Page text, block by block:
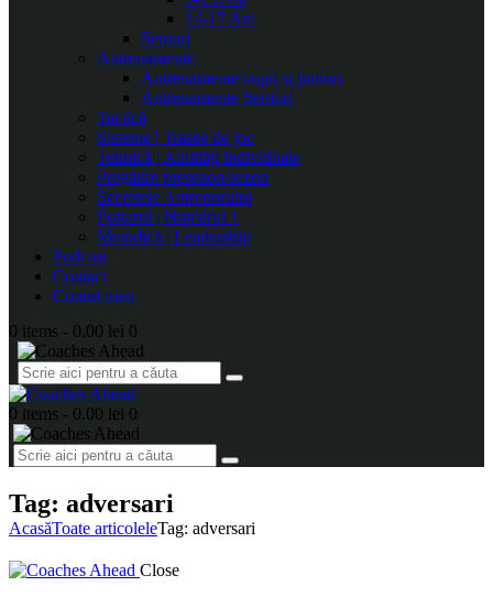
14-17 Ani
Seniori
Antrenamente
Antrenamente copii și juniori
Antrenamente Seniori
Tactică
Sisteme | Trasee de joc
Tehnică | Abilități individuale
Pregătire presezon/sezon
Secretele Antrenorului
Portarul | Numărul 1
Metodică | Leadership
Podcast
Contact
Contul meu
0 items - 0.00 lei 0
0 items - 0.00 lei 0
Tag: adversari
AcasăToate articoleleTag: adversari
Close